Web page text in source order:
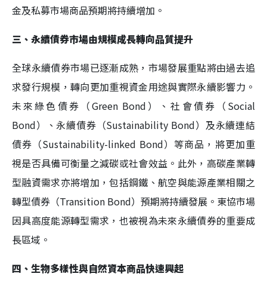
金及私募市場商品預期將持續增加。
三、永續債券市場由規模成長轉向品質提升
全球永續債券市場已逐漸成熟，市場發展重點將由過去追
求發行規模，轉向更加重視資金用途與實際永續影響力。
未來綠色債券（Green Bond）、社會債券（Social
Bond）、永續債券（Sustainability Bond）及永續連結
債券（Sustainability-linked Bond）等商品，將更加重
視是否具備可衡量之減碳或社會效益。此外，高碳產業轉
型融資需求亦將增加，包括鋼鐵、航空與能源產業相關之
轉型債券（Transition Bond）預期將持續發展。東協市場
因具高度能源轉型需求，也被視為未來永續債券的重要成
長區域。
四、生物多樣性與自然資本商品快速興起